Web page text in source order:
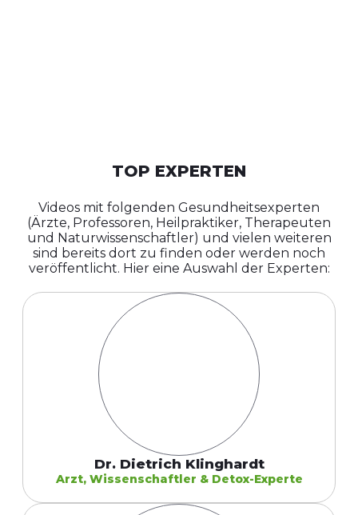
TOP EXPERTEN
Videos mit folgenden Gesundheitsexperten
(Ärzte, Professoren, Heilpraktiker, Therapeuten
und Naturwissenschaftler) und vielen weiteren
sind bereits dort zu finden oder werden noch
veröffentlicht. Hier eine Auswahl der Experten:
Dr. Dietrich Klinghardt
Arzt, Wissenschaftler & Detox-Experte